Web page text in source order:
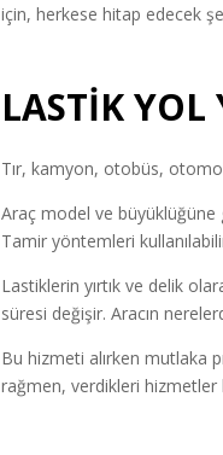
için, herkese hitap edecek
LASTİK
Tır, kamyon, otobüs,
Araç model ve
Tamir yöntemleri
Lastiklerin yırtık ve delik
süresi değişir. Aracın
Bu hizmeti alırken mutlaka
rağmen, verdikleri hizmetler